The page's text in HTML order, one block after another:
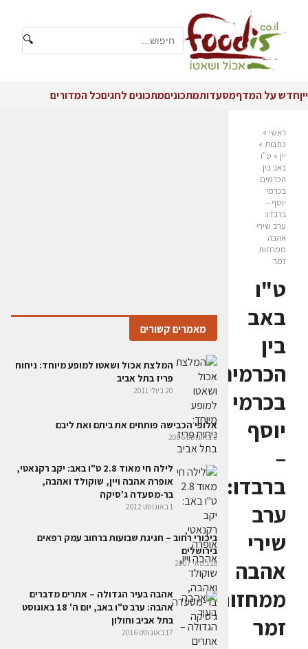
🔍
ייןחדש על המדףמסעדותמתכוניםמתכונים לחגיםכל המדורים
ראשי »
כתבות »
יין » ט"ו
באב בין
הכרמים
בכרמי
יוסף –
ברבדו:
ערב שירי
אהבה
ממחזות
זמר
ט"ו
באב
בין
הכרמים
בכרמי
יוסף
–
ברבדו:
ערב
שירי
אהבה
ממחזות
זמר
מאמרים קשורים
המלצת אכול ושאטו למופע מיוחד: ניחוח
פריז בתל אביב
20 ביולי 2011
אלופי הכבישה פותחים את ביתם ואת ליבם
2 באוגוסט 2006
לילה חי מאוד 2.8 ט"ו באב: יקב רקנאטי,
אופרה אהבה ויין, שוקולד ואהבה,
בר-מסעדה ג'סיקה
1 באוגוסט 2012
ביכורי רחוב – חגיגת שבועות ברחוב עמק רפאים
בירושלים
18 במאי 2007
אהבה בעיר הגדולה – אתרים מדברים
אהבה: ערב ט"ו באב, יום ה' 18 באוגוסט
בתל אביב וחולון
17 באוגוסט 2016